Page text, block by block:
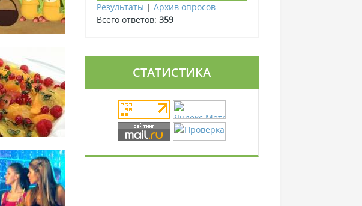
Результаты | Архив опросов
Всего ответов: 359
СТАТИСТИКА